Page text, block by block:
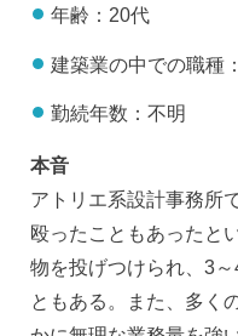
年齢：20代
建築業の中での職種
勤続年数：不明
本音
アトリエ系設計事務所
殴ったこともあったと
物を投げつけられ、3
ともある。また、多く